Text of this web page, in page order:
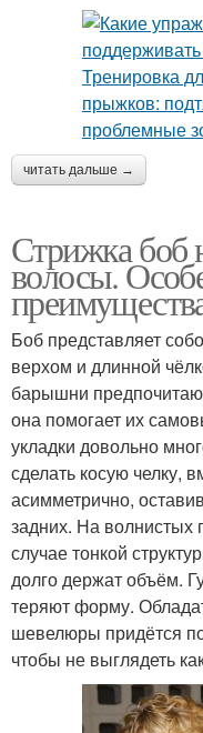
читать дальше →
Стрижка боб
волосы.
Боб представляет
верхом и длинной
барышни
она помогает их
укладки довольно
сделать косую челку,
асимметрично,
задних. На волнистых
случае тонкой
долго держат объём.
теряют форму.
шевелюры придётся
чтобы не выглядеть